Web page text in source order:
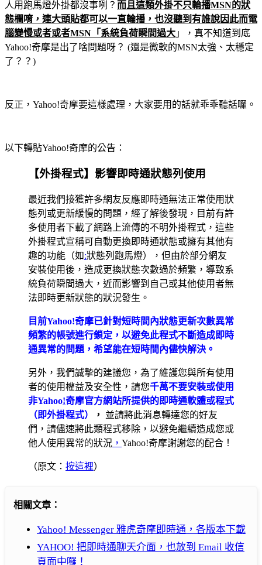
人用跑馬燈外掛都沒事咧？ 而且這類外掛不只輪播MSN的狀
態欄唷，連大頭貼都可以一直輪播，也沒聽到有誰說因此而電
腦變慢或者或者MSN「系統負荷瞬間過大 」，真不知道到底
Yahoo!奇摩是出了啥問題呀？ (還是微軟的MSN太強、太穩定
了？？)
反正，Yahoo!奇摩要這樣處理，大家要用的話就乖乖聽話囉。
以下轉貼Yahoo!奇摩的公告：
【外掛程式】影響即時通狀態列使用
最近我們接獲許多網友反應即時通無法正常使用狀
態列或更新緩慢的問題，經了解後發現，目前有許
多使用者下載了網路上流傳的不明外掛程式，這些
外掛程式宣稱可自動更換即時通狀態或擁有其他有
趣的功能（如:狀態列跑馬燈），但由於部分網友
安裝使用後，造成更換狀態次數過於頻繁，導致系
統負荷瞬間過大，近而影響到自己或其他使用者無
法即時更新狀態的狀況發生。
目前Yahoo!奇摩已針對短時間內狀態更新次數異常
頻繁的帳號進行鎖定，以避免此程式不斷造成即時
通異常的問題，希望能在短時間內儘快解決。
另外，我們誠摯的建議您，為了維護您與所有使用
者的使用權益及安全性，請您千萬不要安裝或使用
非Yahoo!奇摩官方網站所提供的即時通軟體或程式
（即外掛程式）
，
並請將此消息轉達您的好友
們，請儘速將此類程式移除，以避免繼續造成您或
他人使用異常的狀況 ， Yahoo!奇摩謝謝您的配合！
（原文： 按這裡）
相關文章：
Yahoo! Messenger 雅虎奇摩即時通，各版本下載
YAHOO! 把即時通聊天介面，也放到 Email 收信
頁面中囉！